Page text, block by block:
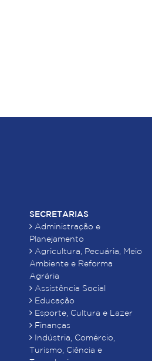
SECRETARIAS
Administração e
Planejamento
Agricultura, Pecuária, Meio
Ambiente e Reforma
Agrária
Assistência Social
Educação
Esporte, Cultura e Lazer
Finanças
Indústria, Comércio,
Turismo, Ciência e